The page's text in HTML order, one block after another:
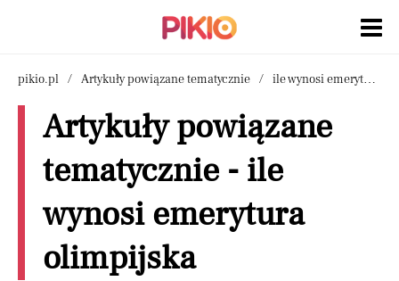
pikio.pl Artykuły powiązane tematycznie ile wynosi emerytura olimpijska
Artykuły powiązane
tematycznie - ile
wynosi emerytura
olimpijska